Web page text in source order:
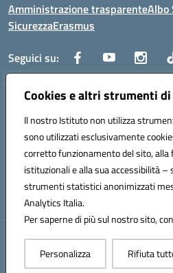
Cookies e altri strumenti
Il nostro Istituto non utilizza
sono utilizzati esclusivamente
corretto funzionamento del sito, alla
istituzionali e alla sua accessibilità
strumenti statistici anonimizzati
Analytics Italia.
Per saperne di più sul nostro sito,
Personalizza Rifiuta
Amministrazione trasparenteAlbo
SicurezzaErasmus
Seguici su:
Centralino:0885.426034 Email:
Posta elettronica certificata (PEC):
Codice fiscale: 81002930717
Codice meccanografico:FGTD02000P
Codice unico di fatturazione (CUF):
Hosting & Powered by
Concept & Design by